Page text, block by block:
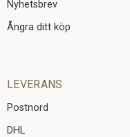
Nyhetsbrev
Ångra ditt köp
LEVERANS
Postnord
DHL